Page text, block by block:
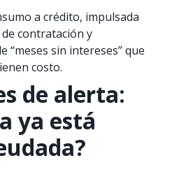
a crédito, impulsada
contratación y
“meses sin intereses” que
costo.
de alerta:
ya está